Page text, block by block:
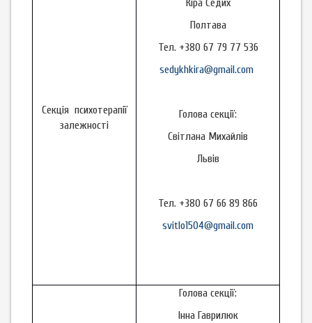
Секція психотерапії
залежності
Кіра Седих
Полтава
Тел. +380 67 79 77 536
sedykhkira@gmail.com
Голова секції:
Світлана Михайлів
Львів
Тел. +380 67 66 89 866
svitlo1504@gmail.com
Голова секції:
Інна Гаврилюк